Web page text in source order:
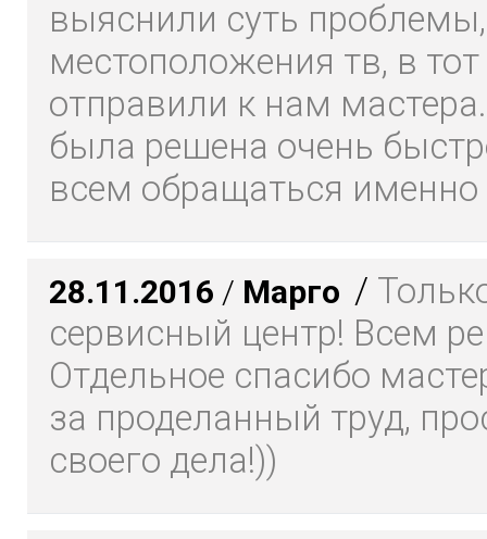
выяснили суть
местоположения тв, в
отправили к нам
была решена очень
всем обращаться
28.11.2016 / Марго /
сервисный центр! Всем
Отдельное спасибо
за проделанный труд,
своего дела!))